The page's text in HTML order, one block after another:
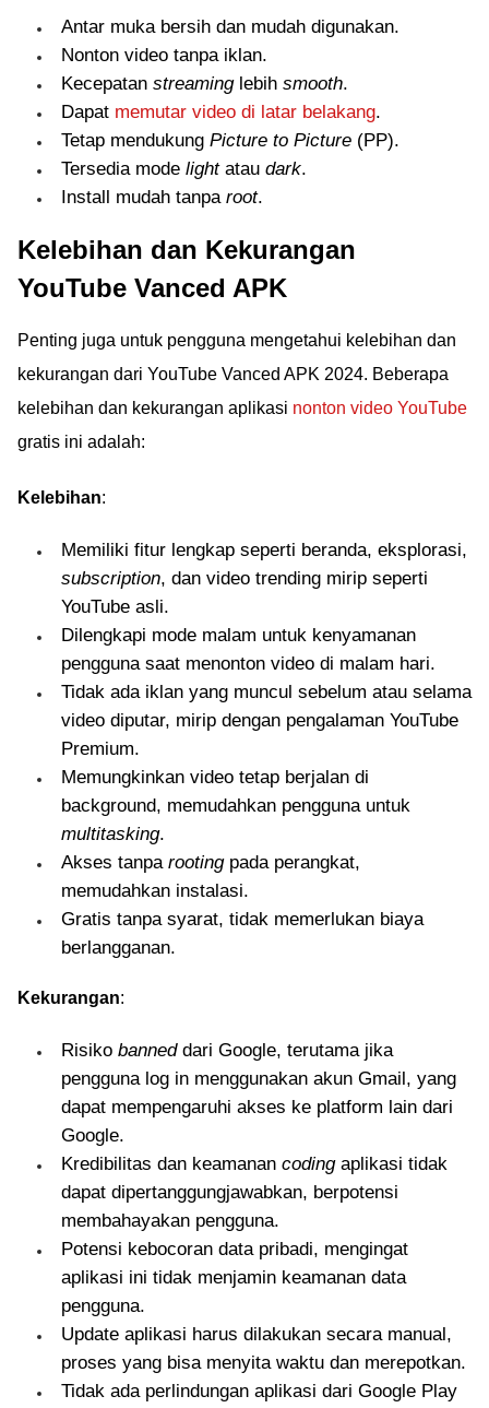
Antar muka bersih dan mudah digunakan.
Nonton video tanpa iklan.
Kecepatan streaminglebih smooth.
Dapat memutar video di latar belakang.
Tetap mendukung Picture to Picture (PP).
Tersedia mode lightatau dark.
Install mudah tanpa root.
Kelebihan dan Kekurangan
YouTube Vanced APK
Penting juga untuk pengguna mengetahui kelebihan dan
kekurangan dari YouTube Vanced APK 2024. Beberapa
kelebihan dan kekurangan aplikasi nonton video YouTube
gratis ini adalah:
Kelebihan:
Memiliki fitur lengkap seperti beranda, eksplorasi,
subscription, dan video trending mirip seperti
YouTube asli.
Dilengkapi mode malam untuk kenyamanan
pengguna saat menonton video di malam hari.
Tidak ada iklan yang muncul sebelum atau selama
video diputar, mirip dengan pengalaman YouTube
Premium.
Memungkinkan video tetap berjalan di
background, memudahkan pengguna untuk
multitasking.
Akses tanpa rootingpada perangkat,
memudahkan instalasi.
Gratis tanpa syarat, tidak memerlukan biaya
berlangganan.
Kekurangan:
Risiko banneddari Google, terutama jika
pengguna log in menggunakan akun Gmail, yang
dapat mempengaruhi akses ke platform lain dari
Google.
Kredibilitas dan keamanan codingaplikasi tidak
dapat dipertanggungjawabkan, berpotensi
membahayakan pengguna.
Potensi kebocoran data pribadi, mengingat
aplikasi ini tidak menjamin keamanan data
pengguna.
Update aplikasi harus dilakukan secara manual,
proses yang bisa menyita waktu dan merepotkan.
Tidak ada perlindungan aplikasi dari Google Play